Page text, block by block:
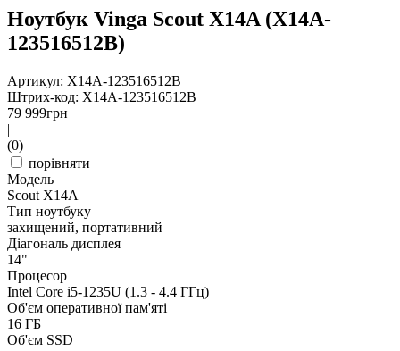
Ноутбук Vinga Scout X14A (X14A-
123516512B)
Артикул: X14A-123516512B
Штрих-код: X14A-123516512B
79 999грн
|
(0)
порівняти
Модель
Scout X14A
Тип ноутбуку
захищений, портативний
Діагональ дисплея
14"
Процесор
Intel Core i5-1235U (1.3 - 4.4 ГГц)
Об'єм оперативної пам'яті
16 ГБ
Об'єм SSD